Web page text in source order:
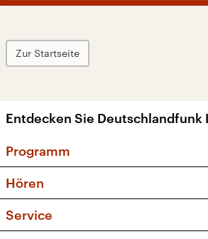
Zur Startseite
Entdecken Sie Deutschlandfunk
Programm
Sendungen und Podcasts
Musikliste
Hören
Frequenzen (UKW + DAB+)
Service